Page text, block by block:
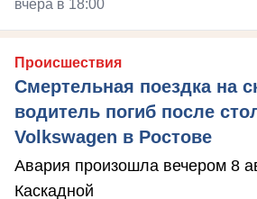
вчера в 18:00
Происшествия
Смертельная поездка на
водитель погиб после
Volkswagen в Ростове
Авария произошла вечером 8
Каскадной